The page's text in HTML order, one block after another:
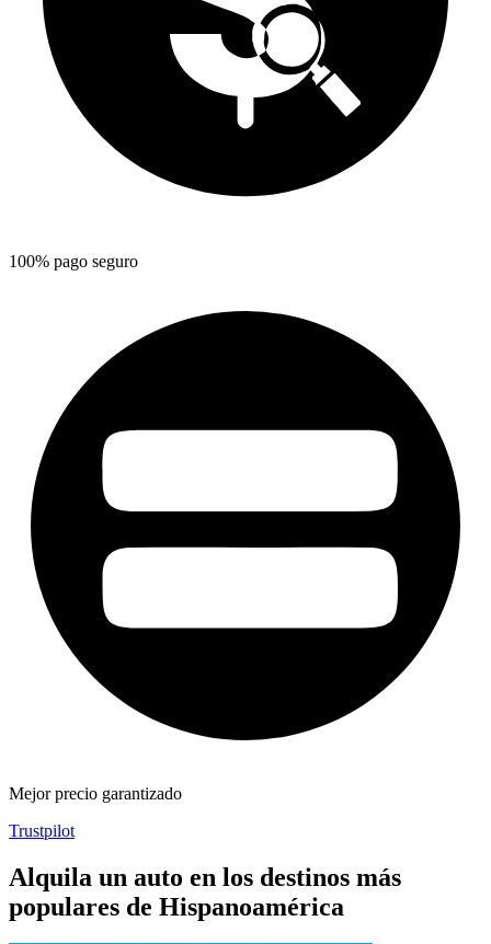
100% pago seguro
Mejor precio garantizado
Trustpilot
Alquila un auto en los destinos más
populares de Hispanoamérica